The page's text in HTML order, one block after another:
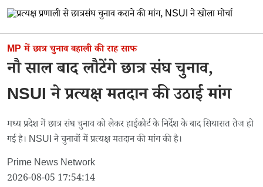
MP में छात्र चुनाव बहाली की राह साफ
नौ साल बाद लौटेंगे छात्र संघ चुनाव,
NSUI ने प्रत्यक्ष मतदान की उठाई मांग
मध्य प्रदेश में छात्र संघ चुनाव को लेकर हाईकोर्ट के निर्देश के बाद सियासत तेज हो
गई है। NSUI ने चुनावों में प्रत्यक्ष मतदान की मांग की है।
Prime News Network
2026-08-05 17:54:14